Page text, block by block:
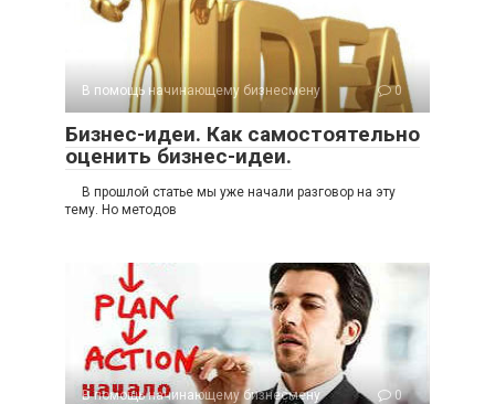
В помощь начинающему бизнесмену 0
Бизнес-идеи. Как самостоятельно
оценить бизнес-идеи.
В прошлой статье мы уже начали разговор на эту
тему. Но методов
В помощь начинающему бизнесмену 0